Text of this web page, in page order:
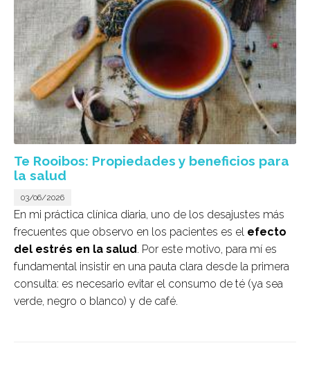
Te Rooibos: Propiedades y beneficios para
la salud
03/06/2026
En mi práctica clínica diaria, uno de los desajustes más
frecuentes que observo en los pacientes es el efecto
del estrés en la salud. Por este motivo, para mí es
fundamental insistir en una pauta clara desde la primera
consulta: es necesario evitar el consumo de té (ya sea
verde, negro o blanco) y de café.